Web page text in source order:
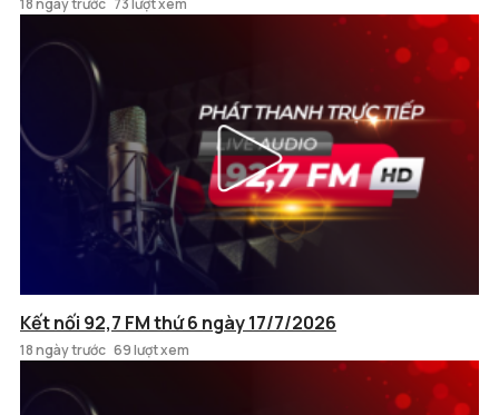
18 ngày trước 73 lượt xem
Kết nối 92,7 FM thứ 6 ngày 17/7/2026
18 ngày trước 69 lượt xem